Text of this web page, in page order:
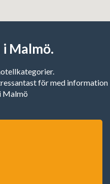
Malmö.
för med information
Malmö